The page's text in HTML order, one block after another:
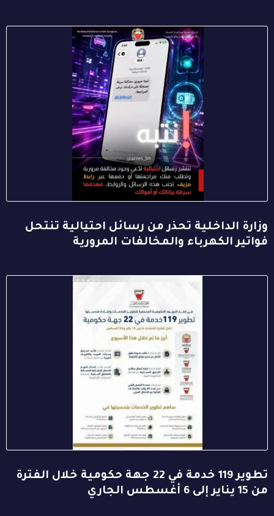
وزارة الداخلية تحذر من رسائل احتيالية تنتحل
فواتير الكهرباء والمخالفات المرورية
تطوير 119 خدمة في 22 جهة حكومية خلال الفترة
من 15 يناير إلى 6 أغسطس الجاري